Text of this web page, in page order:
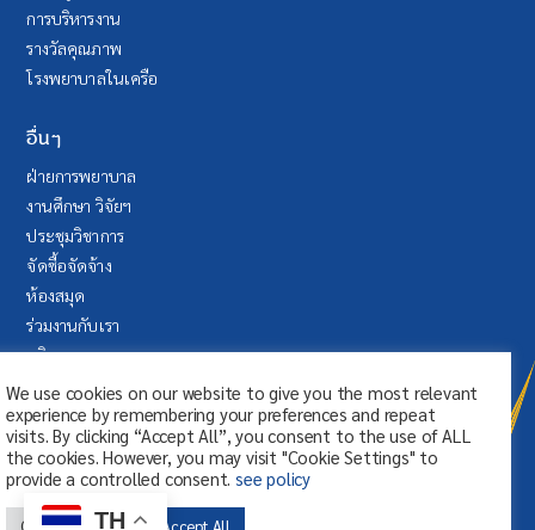
การบริหารงาน
รางวัลคุณภาพ
โรงพยาบาลในเครือ
อื่นๆ
ฝ่ายการพยาบาล
งานศึกษา วิจัยฯ
ประชุมวิชาการ
จัดซื้อจัดจ้าง
ห้องสมุด
ร่วมงานกับเรา
บริจาค
ระบบลา (SAP Fiori)
We use cookies on our website to give you the most relevant
experience by remembering your preferences and repeat
visits. By clicking “Accept All”, you consent to the use of ALL
the cookies. However, you may visit "Cookie Settings" to
provide a controlled consent.see policy
Cookie Settings Accept All
TH